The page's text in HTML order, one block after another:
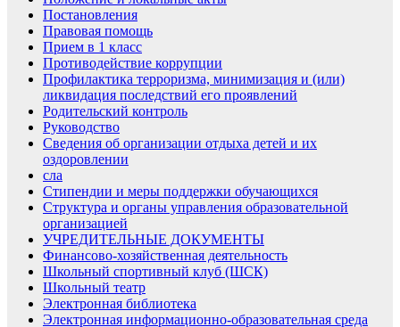
Постановления
Правовая помощь
Прием в 1 класс
Противодействие коррупции
Профилактика терроризма, минимизация и (или)
ликвидация последствий его проявлений
Родительский контроль
Руководство
Сведения об организации отдыха детей и их
оздоровлении
сла
Стипендии и меры поддержки обучающихся
Структура и органы управления образовательной
организацией
УЧРЕДИТЕЛЬНЫЕ ДОКУМЕНТЫ
Финансово-хозяйственная деятельность
Школьный спортивный клуб (ШСК)
Школьный театр
Электронная библиотека
Электронная информационно-образовательная среда